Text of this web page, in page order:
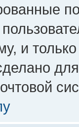
и